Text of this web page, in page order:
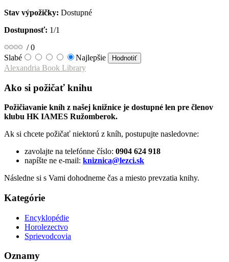
Stav výpožičky: Dostupné
Dostupnosť: 1/1
/0
Slabé
Najlepšie
Alexandria Book Library
Ako si požičať knihu
Požičiavanie kníh z našej knižnice je dostupné len pre členov
klubu HK IAMES Ružomberok.
Ak si chcete požičať niektorú z kníh, postupujte nasledovne:
zavolajte na telefónne číslo: 0904 624 918
napíšte ne e-mail: kniznica@lezci.sk
Následne si s Vami dohodneme čas a miesto prevzatia knihy.
Kategórie
Encyklopédie
Horolezectvo
Sprievodcovia
Oznamy